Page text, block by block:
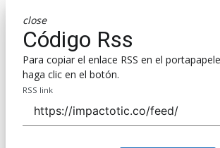
close
Código Rss
Para copiar el enlace RSS en el
haga clic en el botón.
RSS link